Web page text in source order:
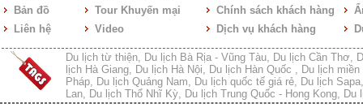
Bản đồ
Liên hệ
Tour Khuyến mại
Video
Chính sách khách hàng
Dịch vụ khách hàng
Du lịch từ thiện, Du lịch Bà Rịa - Vũng Tàu, Du lịch Cần Thơ,
lịch Hà Giang, Du lịch Hà Nội, Du lịch Hàn Quốc , Du lịch miền
Pháp, Du lịch Quảng Nam, Du lịch quốc tế giá rẻ, Du lịch Sapa
Lan, Du lịch Thổ Nhĩ Kỳ, Du lịch Trung Quốc - Hong Kong, Du